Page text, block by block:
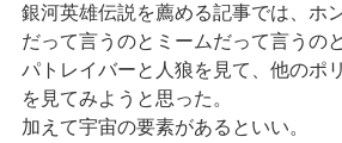
銀河英雄伝説を薦める記事では、ホ
だって言うのとミームだって言うの
パトレイバーと人狼を見て、他のポ
を見てみようと思った。
加えて宇宙の要素があるといい。